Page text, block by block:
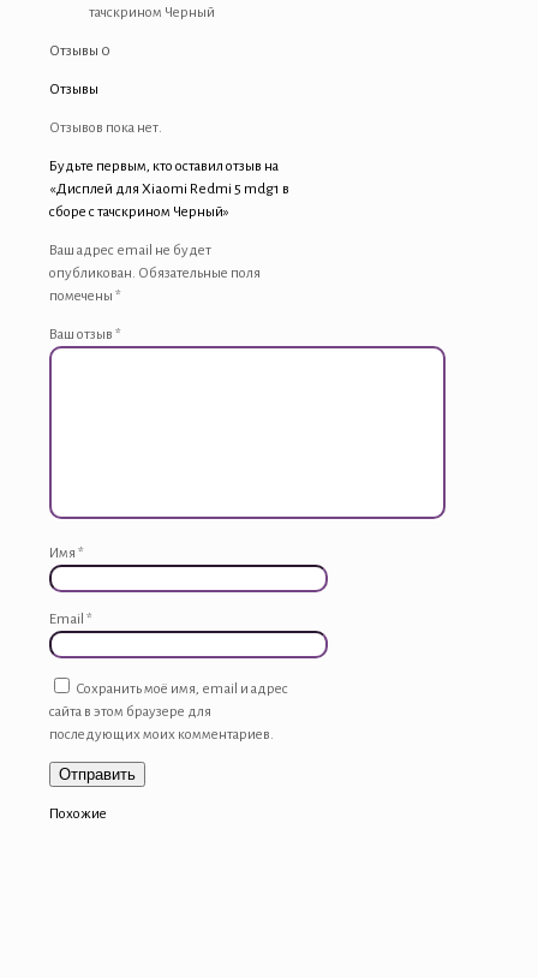
Черный
тачскрином Черный
Отзывы 0
Отзывы
Отзывов пока нет.
Будьте первым, кто оставил отзыв на
«Дисплей для Xiaomi Redmi 5 mdg1 в
сборе с тачскрином Черный»
Ваш адрес email не будет
опубликован. Обязательные поля
помечены *
Ваш отзыв *
Имя *
Email *
Сохранить моё имя, email и адрес
сайта в этом браузере для
последующих моих комментариев.
Похожие